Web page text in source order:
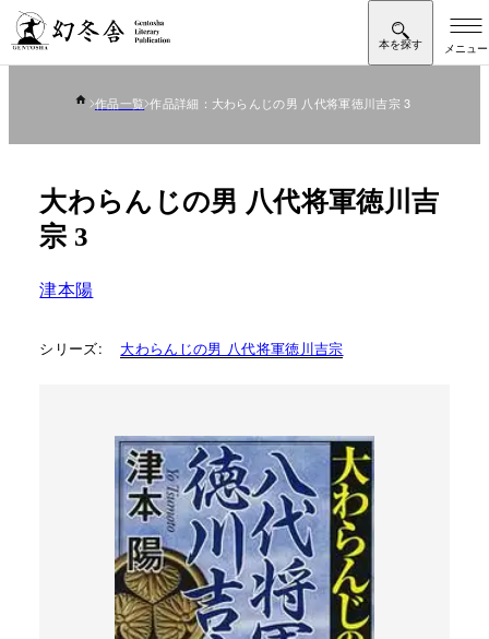
作品一覧 作品詳細：大わらんじの男 八代将軍徳川吉宗 3
大わらんじの男 八代将軍徳川吉
宗 3
津本陽
シリーズ: 大わらんじの男 八代将軍徳川吉宗